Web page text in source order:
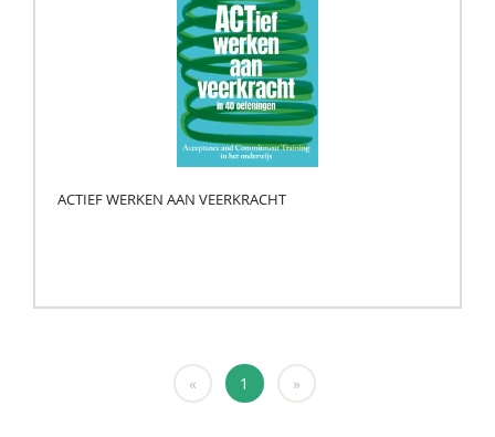
ACTIEF WERKEN AAN VEERKRACHT
« 1 »